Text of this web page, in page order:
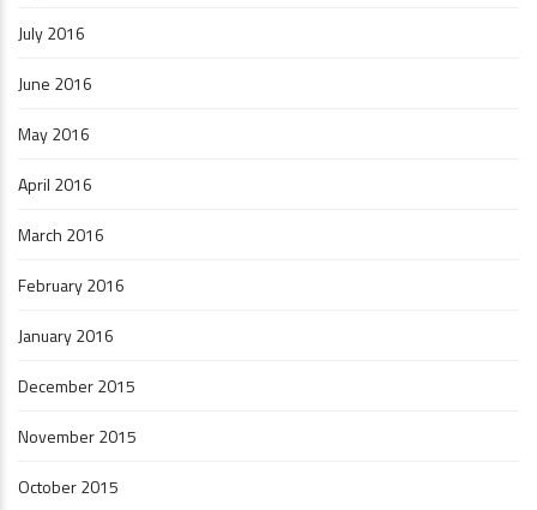
July 2016
June 2016
May 2016
April 2016
March 2016
February 2016
January 2016
December 2015
November 2015
October 2015